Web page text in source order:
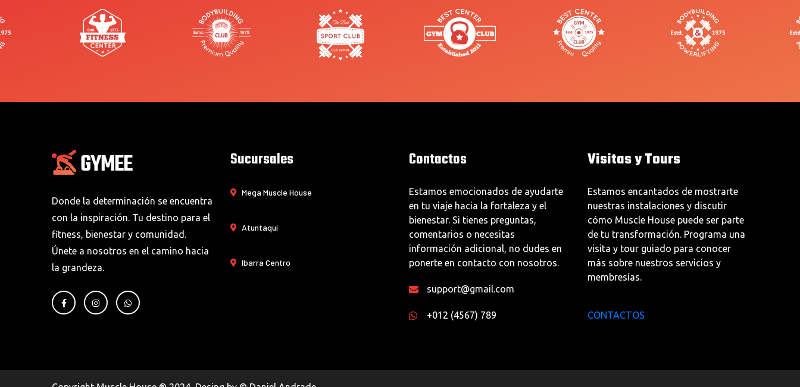
Donde la determinación se encuentra
con la inspiración. Tu destino para el
fitness, bienestar y comunidad.
Únete a nosotros en el camino hacia
la grandeza.
Sucursales
Mega Muscle House
Atuntaqui
Ibarra Centro
Contactos
Estamos emocionados de ayudarte
en tu viaje hacia la fortaleza y el
bienestar. Si tienes preguntas,
comentarios o necesitas
información adicional, no dudes en
ponerte en contacto con nosotros.
support@gmail.com
+012 (4567) 789
Visitas y Tours
Estamos encantados de mostrarte
nuestras instalaciones y discutir
cómo Muscle House puede ser parte
de tu transformación. Programa una
visita y tour guiado para conocer
más sobre nuestros servicios y
membresías.
CONTACTOS